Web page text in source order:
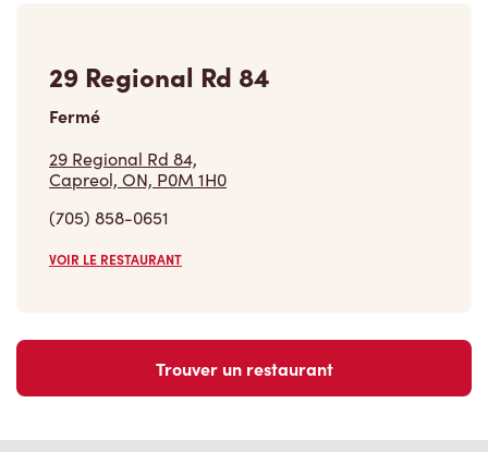
29 Regional Rd 84
Fermé
29 Regional Rd 84,
Capreol, ON, P0M 1H0
(705) 858-0651
VOIR LE RESTAURANT
Trouver un restaurant